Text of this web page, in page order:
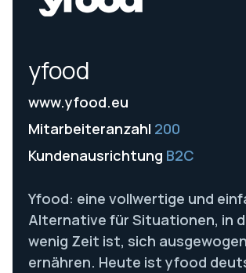
yfood
www.yfood.eu
Mitarbeiteranzahl 200
Kundenausrichtung B2C
Yfood: eine vollwertige und
Alternative für Situationen, in
wenig Zeit ist, sich
ernähren. Heute ist yfood